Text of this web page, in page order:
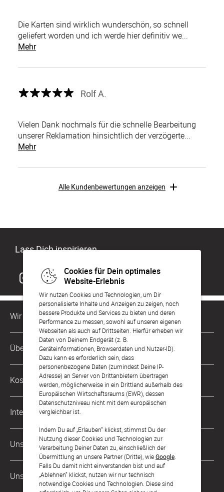
Cookies für Dein optimales
Website-Erlebnis
Wir nutzen Cookies und Technologien, um Dir
personalisierte Inhalte und Anzeigen zu zeigen, noch
bessere Produkte und Services zu bieten und deren
Performance zu messen, sowohl auf unseren eigenen
Webseiten als auch auf Drittseiten. Hierfür erheben wir
Daten von Deinem Endgerät (z. B.
Geräteinformationen, Browserdaten und Nutzer-ID).
Dazu kann es erforderlich sein, dass
personenbezogene Daten (zumindest Deine IP-
Adresse) an Server von Drittanbietern übertragen
werden, möglicherweise in ein Drittland außerhalb des
Europäischen Wirtschaftsraums (EWR), dessen
Datenschutzniveau nicht mit dem europäischen
vergleichbar ist.
Indem Du auf „Erlauben“ klickst, stimmst Du der
Nutzung dieser Cookies und Technologien zur
Verarbeitung Deiner Daten zu, einschließlich der
Übermittlung an unsere Partner (Dritte), wieGoogle
Falls Du damit nicht einverstanden bist und auf
„Ablehnen“ klickst, nutzen wir nur technisch
notwendige Cookies und Technologien. Diese sind
Die Karten sind wirklich wunderschön, so schnell
geliefert worden und ich werde hier definitiv we...
Mehr
Rolf A.
Vielen Dank nochmals für die schnelle Bearbeitung
unserer Reklamation hinsichtlich der verzögerte...
Mehr
Alle Kundenbewertungen anzeigen
Lass Dich inspirieren
Wir sind für Dich da
Kundenservice-Hotline
0049 221 956 725 10
Mo. - Fr. von 9 bis 17 Uhr
kontakt@sendmoments.ch
Über Uns
Philosophie
Karriere
Impressum
AGB & Widerrufsrecht
Zahlung & Versand
Datenschutz
LLM's
Kostenlose Services
Musterkarten
Digitale Gästelisten
FAQ & Hilfe
International
Deutschland
Österreich
Frankreich
Unsere Zahlungsarten
Unsere Partner